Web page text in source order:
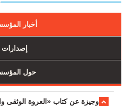
أخبار
إصدارات
حول
وجیزة عن کتاب «العروة الوثقی